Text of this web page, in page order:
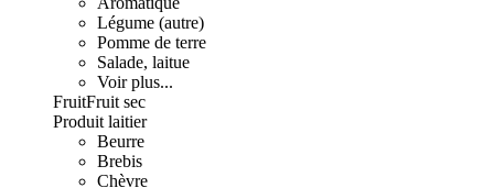
Légume (autre)
Pomme de terre
Salade, laitue
Voir plus...
FruitFruit sec
Produit laitier
Beurre
Brebis
Chèvre